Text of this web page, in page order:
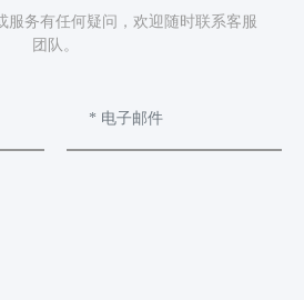
服务有任何疑问，欢迎随时联系客服
团队。